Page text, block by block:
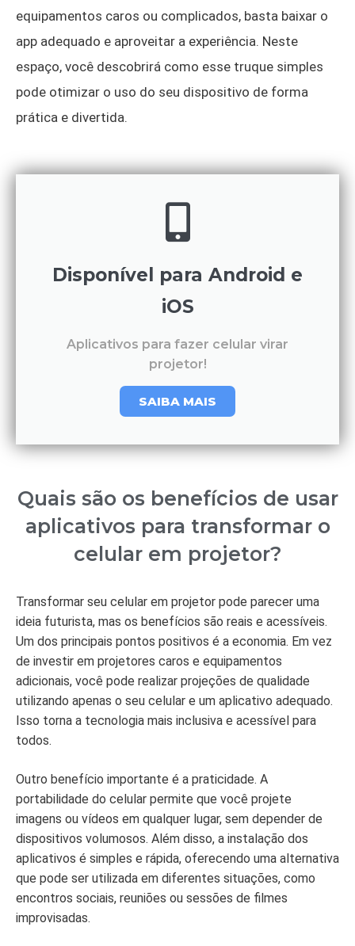
equipamentos caros ou complicados, basta baixar o
app adequado e aproveitar a experiência. Neste
espaço, você descobrirá como esse truque simples
pode otimizar o uso do seu dispositivo de forma
prática e divertida.
Disponível para Android e
iOS
Aplicativos para fazer celular virar
projetor!
SAIBA MAIS
Quais são os benefícios de usar
aplicativos para transformar o
celular em projetor?
Transformar seu celular em projetor pode parecer uma
ideia futurista, mas os benefícios são reais e acessíveis.
Um dos principais pontos positivos é a economia. Em vez
de investir em projetores caros e equipamentos
adicionais, você pode realizar projeções de qualidade
utilizando apenas o seu celular e um aplicativo adequado.
Isso torna a tecnologia mais inclusiva e acessível para
todos.
Outro benefício importante é a praticidade. A
portabilidade do celular permite que você projete
imagens ou vídeos em qualquer lugar, sem depender de
dispositivos volumosos. Além disso, a instalação dos
aplicativos é simples e rápida, oferecendo uma alternativa
que pode ser utilizada em diferentes situações, como
encontros sociais, reuniões ou sessões de filmes
improvisadas.